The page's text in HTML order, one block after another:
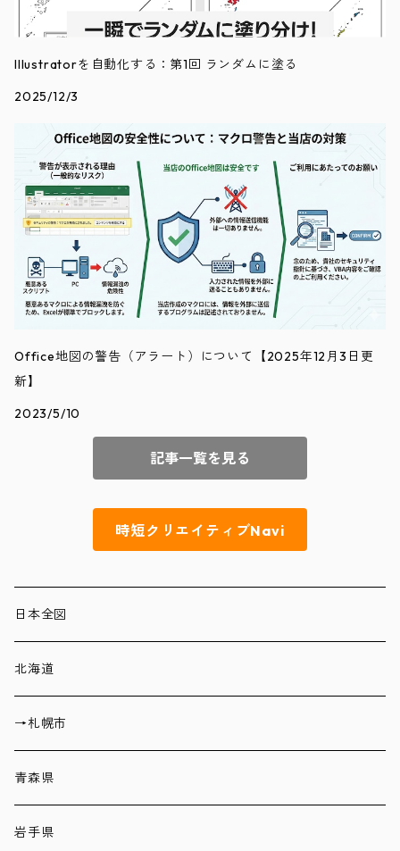
Illustratorを自動化する：第1回 ランダムに塗る
2025/12/3
Office地図の警告（アラート）について【2025年12月3日更
新】
2023/5/10
記事一覧を見る
時短クリエイティブNavi
日本全図
北海道
→札幌市
青森県
岩手県